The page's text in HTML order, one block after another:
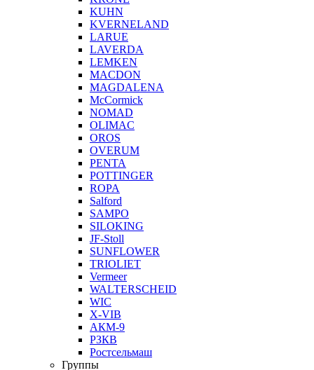
KUHN
KVERNELAND
LARUE
LAVERDA
LEMKEN
MACDON
MAGDALENA
McCormick
NOMAD
OLIMAC
OROS
OVERUM
PENTA
POTTINGER
ROPA
Salford
SAMPO
SILOKING
JF-Stoll
SUNFLOWER
TRIOLIET
Vermeer
WALTERSCHEID
WIC
X-VIB
АКМ-9
РЗКВ
Ростсельмаш
Группы